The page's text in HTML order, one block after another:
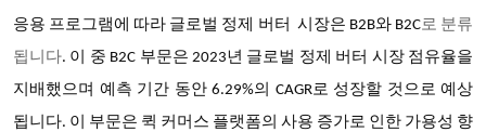
응용 프로그램에 따라 글로벌 정제 버터 시장은 B2B와 B2C로 분류
됩니다. 이 중 B2C 부문은 2023년 글로벌 정제 버터 시장 점유율을
지배했으며 예측 기간 동안 6.29%의 CAGR로 성장할 것으로 예상
됩니다. 이 부문은 퀵 커머스 플랫폼의 사용 증가로 인한 가용성 향